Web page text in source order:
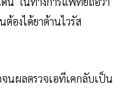
องได้ยาต้านไวรัส
นผลตรวจเอทีเคกลับเป็น